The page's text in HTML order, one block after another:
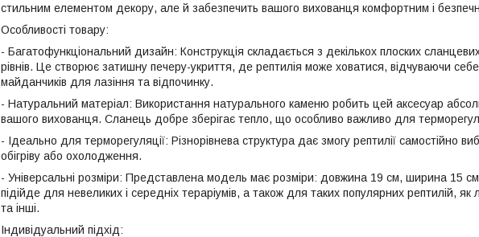
стильним елементом декору, але й забезпечить вашого вихованця комфортним і
Особливості товару:
- Багатофункціональний дизайн: Конструкція складається з декількох плоских
рівнів. Це створює затишну печеру-укриття, де рептилія може ховатися, відчуваючи себе
майданчиків для лазіння та відпочинку.
- Натуральний матеріал: Використання натурального каменю робить цей аксесуар
вашого вихованця. Сланець добре зберігає тепло, що особливо важливо для
- Ідеально для терморегуляції: Різнорівнева структура дає змогу рептилії самостійно
обігріву або охолодження.
- Універсальні розміри: Представлена модель має розміри: довжина 19 см, ширина 15
підійде для невеликих і середніх тераріумів, а також для таких популярних рептилій,
та інші.
Індивідуальний підхід: